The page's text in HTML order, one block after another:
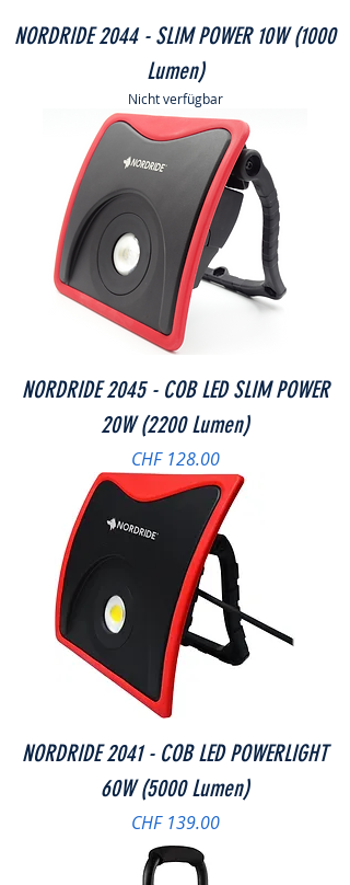
NORDRIDE 2044 - SLIM POWER 10W (1000
Lumen)
Nicht verfügbar
NORDRIDE 2045 - COB LED SLIM POWER
20W (2200 Lumen)
Preis
CHF 128.00
NORDRIDE 2041 - COB LED POWERLIGHT
60W (5000 Lumen)
Preis
CHF 139.00